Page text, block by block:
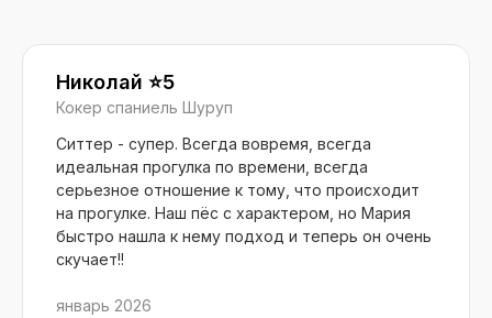
Николай ⭐️5
Кокер спаниель Шуруп
Ситтер - супер. Всегда вовремя, всегда
идеальная прогулка по времени, всегда
серьезное отношение к тому, что происходит
на прогулке. Наш пёс с характером, но Мария
быстро нашла к нему подход и теперь он очень
скучает!!
январь 2026